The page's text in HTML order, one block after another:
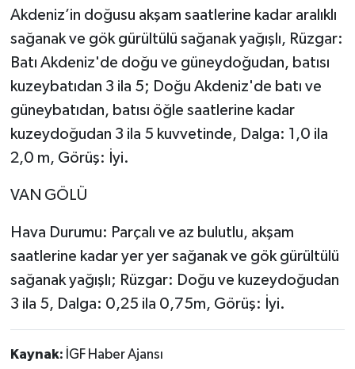
Akdeniz’in doğusu akşam saatlerine kadar aralıklı
sağanak ve gök gürültülü sağanak yağışlı, Rüzgar:
Batı Akdeniz'de doğu ve güneydoğudan, batısı
kuzeybatıdan 3 ila 5; Doğu Akdeniz'de batı ve
güneybatıdan, batısı öğle saatlerine kadar
kuzeydoğudan 3 ila 5 kuvvetinde, Dalga: 1,0 ila
2,0 m, Görüş: İyi.
VAN GÖLÜ
Hava Durumu: Parçalı ve az bulutlu, akşam
saatlerine kadar yer yer sağanak ve gök gürültülü
sağanak yağışlı; Rüzgar: Doğu ve kuzeydoğudan
3 ila 5, Dalga: 0,25 ila 0,75m, Görüş: İyi.
Kaynak: İGF Haber Ajansı